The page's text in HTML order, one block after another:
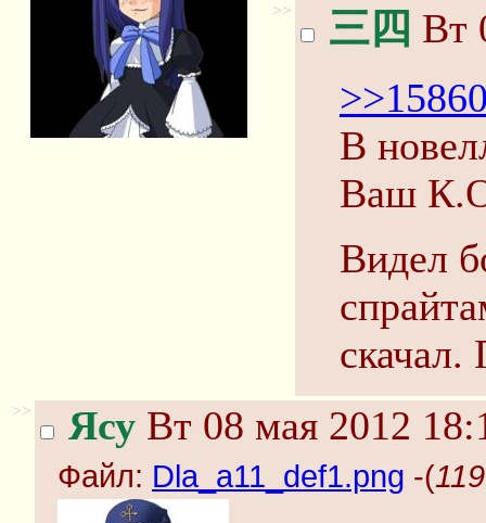
>> 三四 Вт
В
Ваш
Видел
>> Ясу Вт 08 мая 2012
Файл: Dla_a11_def1.png -(